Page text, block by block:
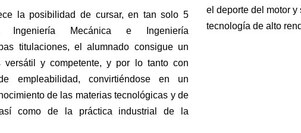
la posibilidad de cursar, en tan solo 5
Mecánica e Ingeniería
titulaciones, el alumnado consigue un
versátil y competente, y por lo tanto con
empleabilidad, convirtiéndose en un
de las materias tecnológicas y de
como de la práctica industrial de la
el deporte del motor
tecnología de alto